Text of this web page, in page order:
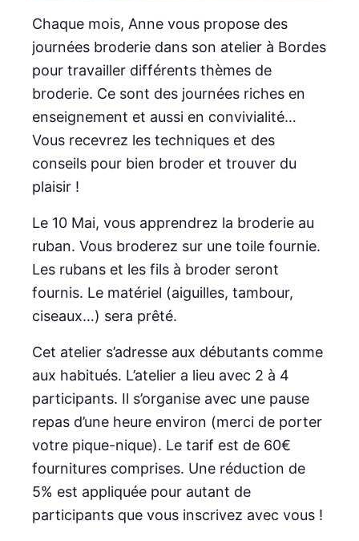
Chaque mois, Anne vous propose des
journées broderie dans son atelier à Bordes
pour travailler différents thèmes de
broderie. Ce sont des journées riches en
enseignement et aussi en convivialité…
Vous recevrez les techniques et des
conseils pour bien broder et trouver du
plaisir !
Le 10 Mai, vous apprendrez la broderie au
ruban. Vous broderez sur une toile fournie.
Les rubans et les fils à broder seront
fournis. Le matériel (aiguilles, tambour,
ciseaux…) sera prêté.
Cet atelier s’adresse aux débutants comme
aux habitués. L’atelier a lieu avec 2 à 4
participants. Il s’organise avec une pause
repas d’une heure environ (merci de porter
votre pique-nique). Le tarif est de 60€
fournitures comprises. Une réduction de
5% est appliquée pour autant de
participants que vous inscrivez avec vous !